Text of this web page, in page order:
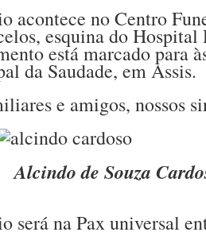
acontece no Centro
esquina do
está marcado para
da Saudade, em Assis.
e amigos, nossos
Alcindo de Souza
será na Pax universal